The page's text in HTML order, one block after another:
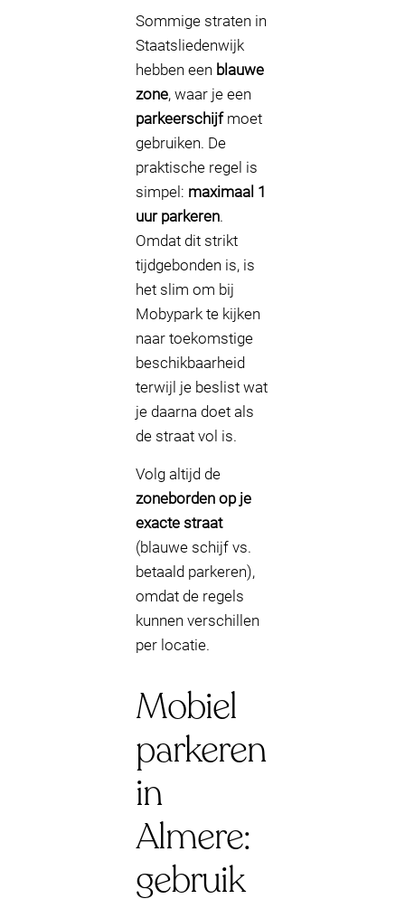
Sommige straten in
Staatsliedenwijk
hebben een blauwe
zone, waar je een
parkeerschijfmoet
gebruiken. De
praktische regel is
simpel: maximaal 1
uur parkeren.
Omdat dit strikt
tijdgebonden is, is
het slim om bij
Mobypark te kijken
naar toekomstige
beschikbaarheid
terwijl je beslist wat
je daarna doet als
de straat vol is.
Volg altijd de
zoneborden op je
exacte straat
(blauwe schijf vs.
betaald parkeren),
omdat de regels
kunnen verschillen
per locatie.
Mobiel
parkeren
in
Almere:
gebruik